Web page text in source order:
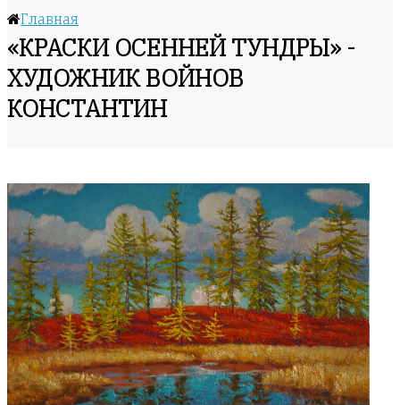
Главная
«КРАСКИ ОСЕННЕЙ ТУНДРЫ» -
ХУДОЖНИК ВОЙНОВ
КОНСТАНТИН